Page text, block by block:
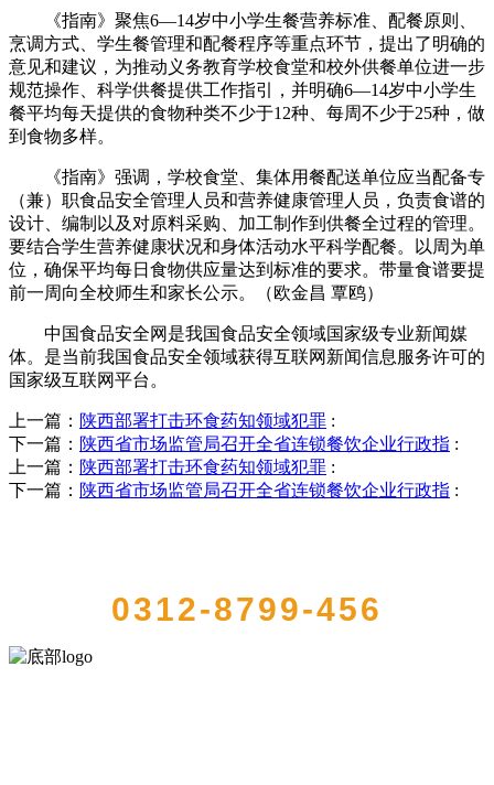
《指南》聚焦6—14岁中小学生餐营养标准、配餐原则、
烹调方式、学生餐管理和配餐程序等重点环节，提出了明确的
意见和建议，为推动义务教育学校食堂和校外供餐单位进一步
规范操作、科学供餐提供工作指引，并明确6—14岁中小学生
餐平均每天提供的食物种类不少于12种、每周不少于25种，做
到食物多样。
《指南》强调，学校食堂、集体用餐配送单位应当配备专
（兼）职食品安全管理人员和营养健康管理人员，负责食谱的
设计、编制以及对原料采购、加工制作到供餐全过程的管理。
要结合学生营养健康状况和身体活动水平科学配餐。以周为单
位，确保平均每日食物供应量达到标准的要求。带量食谱要提
前一周向全校师生和家长公示。（欧金昌 覃鸥）
中国食品安全网是我国食品安全领域国家级专业新闻媒
体。是当前我国食品安全领域获得互联网新闻信息服务许可的
国家级互联网平台。
上一篇： 陕西部署打击环食药知领域犯罪 :
下一篇： 陕西省市场监管局召开全省连锁餐饮企业行政指 :
上一篇： 陕西部署打击环食药知领域犯罪 :
下一篇： 陕西省市场监管局召开全省连锁餐饮企业行政指 :
0312-8799-456